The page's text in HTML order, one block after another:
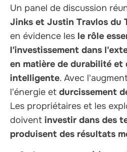
Un panel de discussion
Jinks et Justin Travlos du
en évidence les le rôle
l'investissement dans
en matière de durabilité
intelligente. Avec
l'énergie et durcissement
Les propriétaires et les
doivent investir dans des
produisent des résultats